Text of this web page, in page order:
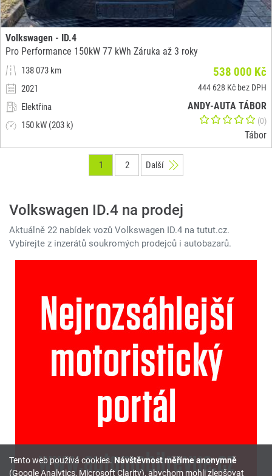
Volkswagen - ID.4
Pro Performance 150kW 77 kWh Záruka až 3 roky
138 073 km
2021
Elektřina
150 kW (203 k)
538 000 Kč
444 628 Kč bez DPH
ANDY-AUTA TÁBOR
(0)
Tábor
1 2 Další
Volkswagen ID.4 na prodej
Aktuálně 22 nabídek vozů Volkswagen ID.4 na tutut.cz.
Vybírejte z inzerátů soukromých prodejců i autobazarů.
Tento web používá cookies. Návštěvnost měříme anonymně
(Google Analytics, Microsoft Clarity), abychom mohli zlepšovat